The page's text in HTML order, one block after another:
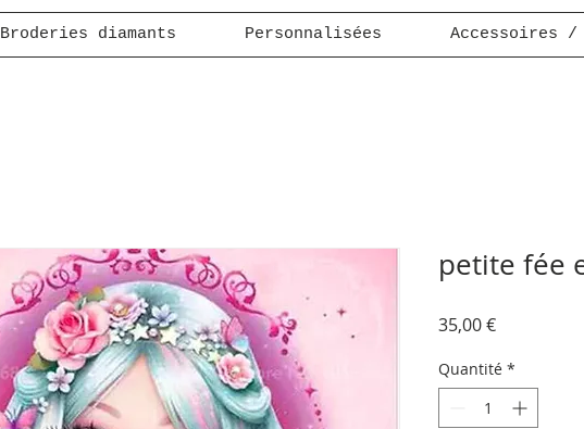
Broderies diamants Personnalisées Accessoires /
petite fée
35,00 €Prix
Quantité *